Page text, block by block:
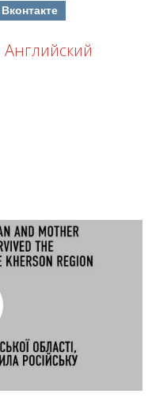
Вконтакте
Английский